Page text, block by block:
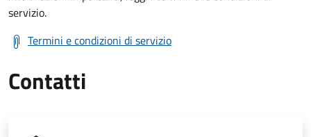
servizio.
Termini e condizioni di servizio
Contatti